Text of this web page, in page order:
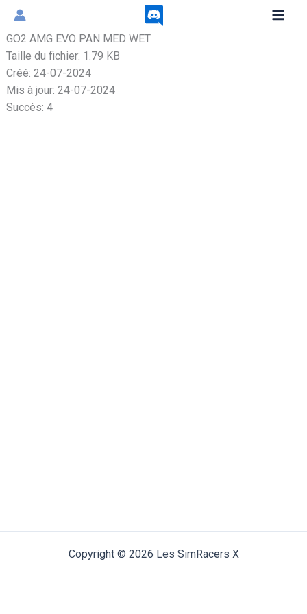
Aller
contenu
GO2 AMG EVO PAN MED WET
Taille du fichier: 1.79 KB
Créé: 24-07-2024
Mis à jour: 24-07-2024
Succès: 4
Copyright © 2026 Les SimRacers X